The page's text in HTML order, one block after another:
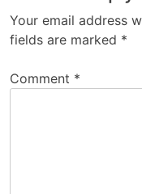
Your email address
fields are marked *
Comment *